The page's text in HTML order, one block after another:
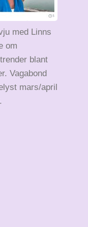
med Linns
om
blant
Vagabond
mars/april